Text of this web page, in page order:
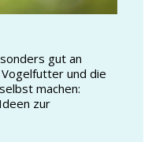
gut an
und die
machen:
zur